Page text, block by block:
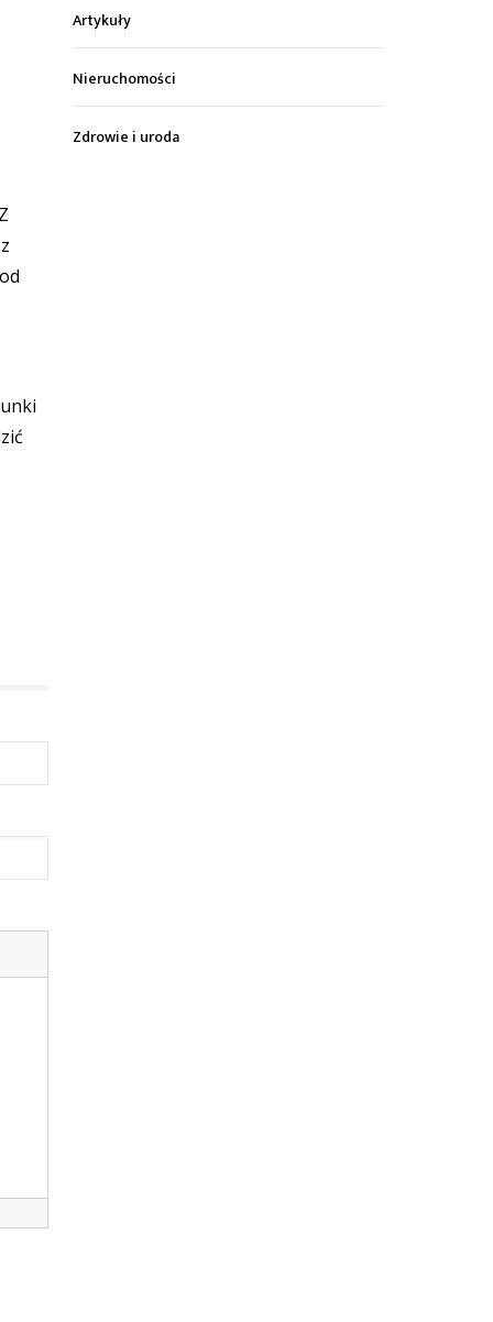
Artykuły
Nieruchomości
Zdrowie i uroda